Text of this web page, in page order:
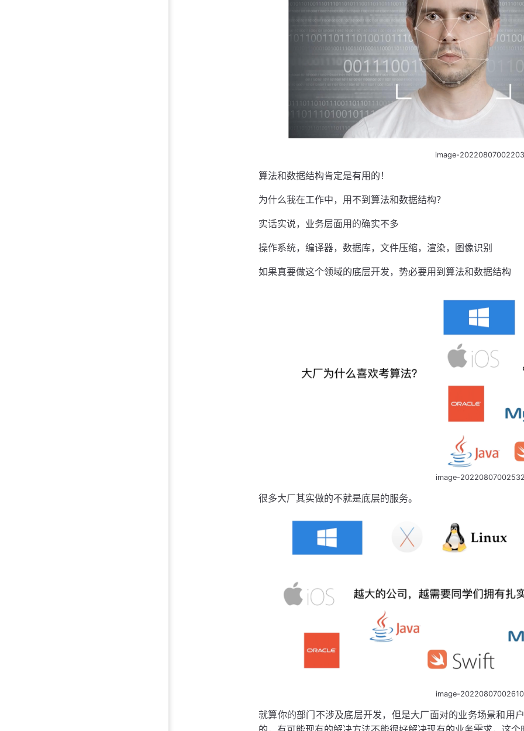
image-
算法和数据结构肯定是有用的！
为什么我在工作中，用不到算法和数据结构？
实话实说，业务层面用的确实不多
操作系统，编译器，数据库，文件压缩，渲染，图像识别
如果真要做这个领域的底层开发，势必要用到算法和数据结构
image-
很多大厂其实做的不就是底层的服务。
image-
就算你的部门不涉及底层开发，但是大厂面对的业务场景和用